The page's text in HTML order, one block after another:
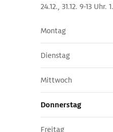
24.12., 31.12. 9-13 Uhr.
Montag
Dienstag
Mittwoch
Donnerstag
Freitag